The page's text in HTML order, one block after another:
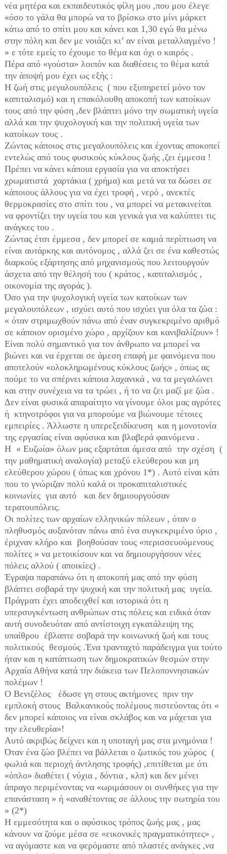
νέα μητέρα και εκπαιδευτικός φίλη μου ,που μου έλεγε
«όσο το γάλα θα μπορώ να το βρίσκω στο μίνι μάρκετ
κάτω από το σπίτι μου και κάνει και 1,30 εγώ θα μένω
στην πόλη και δεν με νοιάζει κι’ αν είναι μεταλλαγμένο !
» ε τότε εμείς το έχουμε το θέμα και όχι ο καιρός .
Πέρα από «γούστα» λοιπόν και διαθέσεις το θέμα κατά
την άποψή μου έχει ως εξής :
Η ζωή στις μεγαλουπόλεις ( που εξυπηρετεί μόνο τον
καπιταλισμό) και η επακόλουθη αποκοπή των κατοίκων
τους από την φύση ,δεν βλάπτει μόνο την σωματική υγεία
αλλά και την ψυχολογική και την πολιτική υγεία των
κατοίκων τους .
Ζώντας κάποιος στις μεγαλουπόλεις και έχοντας αποκοπεί
εντελώς από τους φυσικούς κύκλους ζωής ,ζει έμμεσα !
Πρέπει να κάνει κάποια εργασία για να αποκτήσει
χρωματιστά χαρτάκια ( χρήμα) και μετά να τα δώσει σε
κάποιους άλλους για να έχει τροφή , νερό , ανεκτές
θερμοκρασίες στο σπίτι του , να μπορεί να μετακινείται
να φροντίζει την υγεία του και γενικά για να καλύπτει τις
ανάγκες του .
Ζώντας έτσι έμμεσα , δεν μπορεί σε καμιά περίπτωση να
είναι αυτάρκης και αυτόνομος , αλλά ζει σε ένα καθεστώς
διαρκούς εξάρτησης από μηχανισμούς που λειτουργούν
άσχετα από την θέλησή του ( κράτος , καπιταλισμός ,
οικονομία της αγοράς ).
Όσο για την ψυχολογική υγεία των κατοίκων των
μεγαλουπόλεων , ισχύει αυτό που ισχύει για όλα τα ζώα :
« όταν στριμωχθούν πάνω από έναν συγκεκριμένο αριθμό
σε κάποιον ορισμένο χώρο , αρχίζουν και κανιβαλίζουν» !
Είναι πολύ σημαντικό για τον άνθρωπο να μπορεί να
βιώνει και να έρχεται σε άμεση επαφή με φαινόμενα που
αποτελούν «ολοκληρωμένους κύκλους ζωής» , όπως ας
πούμε το να σπέρνει κάποια λαχανικά , να τα μεγαλώνει
και στην συνέχεια να τα τρώει , ή το να ζει μαζί με ζώα .
Δεν είναι φυσικά απαραίτητο να γίνουμε όλοι μας αγρότες
ή κτηνοτρόφοι για να μπορούμε να βιώνουμε τέτοιες
εμπειρίες . Άλλωστε η υπερεξειδίκευση και η μονοτονία
της εργασίας είναι αφύσικα και βλαβερά φαινόμενα .
Η « Ευζωία» όλων μας εξαρτάται άμεσα από την σχέση (
την μαθηματική αναλογία) μεταξύ ελεύθερου και μη
ελεύθερου χώρου ( όπως και χρόνου 1*) . Αυτό είναι κάτι
που το γνώριζαν πολύ καλά οι προκαπιταλιστικές
κοινωνίες για αυτό και δεν δημιουργούσαν
τερατουπόλεις.
Οι πολίτες των αρχαίων ελληνικών πόλεων , όταν ο
πληθυσμός αυξανόταν πάνω από ένα συγκεκριμένο όριο ,
έριχναν κλήρο και βοηθούσαν τους «περισσευούμενους
πολίτες » να μετοικίσουν και να δημιουργήσουν νέες
πόλεις αλλού ( αποικίες) .
Έγραψα παραπάνω ότι η αποκοπή μας από την φύση
βλάπτει σοβαρά την ψυχική και την πολιτική μας υγεία.
Πράγματι έχει αποδειχθεί και ιστορικά ότι η
υπερσυγκέντωση ανθρώπων στις πόλεις και ειδικά όταν
αυτή συνοδευόταν από αντίστοιχη εγκατάλειψη της
υπαίθρου έβλαπτε σοβαρά την κοινωνική ζωή και τους
πολιτικούς θεσμούς .Ένα τρανταχτό παράδειγμα για τούτο
ήταν και η κατάπτωση των δημοκρατικών θεσμών στην
Αρχαία Αθήνα κατά την διάκεια των Πελοποννησιακών
πολέμων !
Ο Βενιζέλος έδωσε γη στους ακτήμονες πριν την
εμπλοκή στους Βαλκανικούς πολέμους πιστεύοντας ότι «
δεν μπορεί κάποιος να είναι σκλάβος και να μάχεται για
την ελευθερία»!
Αυτό ακριβώς δείχνει και η υποταγή μας στα μνημόνια !
Όταν ένα ζώο βλέπει να βάλλεται ο ζωτικός του χώρος (
φωλιά και περιοχή άντλησης τροφής) ,επιτίθεται με ότι
«όπλο» διαθέτει ( νύχια , δόντια , κλπ) και δεν μένει
άπραγο περιμένοντας να «ωριμάσουν οι συνθήκες για την
επανάσταση » ή «αναθέτοντας σε άλλους την σωτηρία του
» (2*)
Η εμμεσότητα και ο αφύσικος τρόπος ζωής μας , μας
κάνουν να ζούμε μέσα σε «εικονικές πραγματικότητες» ,
να αγόμαστε και να φερόμαστε από πλαστές ανάγκες ,να